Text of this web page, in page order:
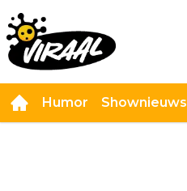
Humor Shownieuws